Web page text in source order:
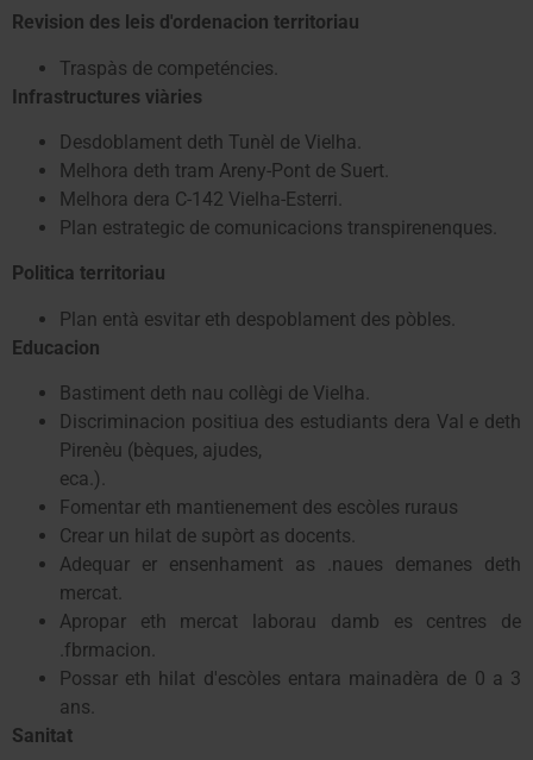
Revision des leis d'ordenacion territoriau
Traspàs de competéncies.
Infrastructures viàries
Desdoblament deth Tunèl de Vielha.
Melhora deth tram Areny-Pont de Suert.
Melhora dera C-142 Vielha-Esterri.
Plan estrategic de comunicacions transpirenenques.
Politica territoriau
Plan entà esvitar eth despoblament des pòbles.
Educacion
Bastiment deth nau collègi de Vielha.
Discriminacion positiua des estudiants dera Val e deth
Pirenèu (bèques, ajudes,
eca.).
Fomentar eth mantienement des escòles ruraus
Crear un hilat de supòrt as docents.
Adequar er ensenhament as .naues demanes deth
mercat.
Apropar eth mercat laborau damb es centres de
.fbrmacion.
Possar eth hilat d'escòles entara mainadèra de 0 a 3
ans.
Sanitat